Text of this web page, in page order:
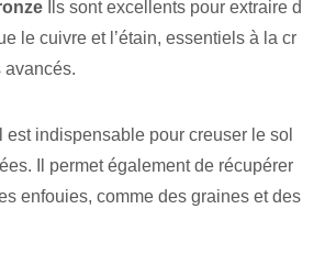
Ils sont excellents pour extraire d
le cuivre et l’étain, essentiels à la cr
avancés.
Il est indispensable pour creuser le sol
Il permet également de récupérer
enfouies, comme des graines et des